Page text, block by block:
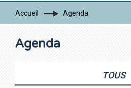
La CDC Vie pratique
Contacts
Accueil Agenda
Agenda
TOUS